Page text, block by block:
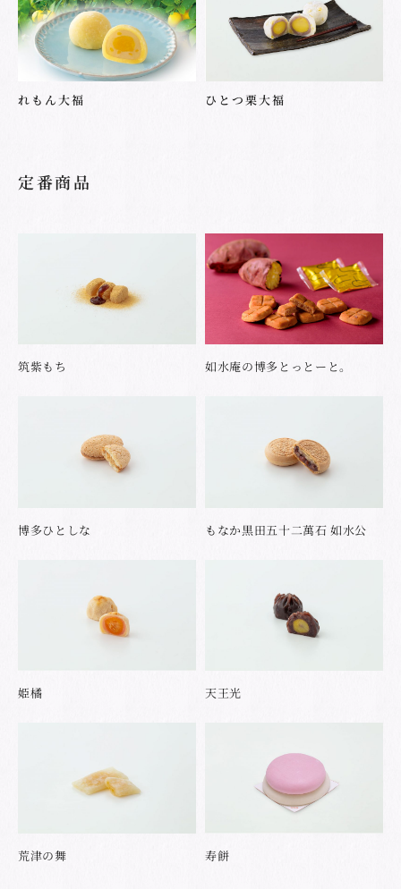
れもん大福 ひとつ栗大福
定番商品
筑紫もち 如水庵の博多とっとーと。
博多ひとしな もなか黒田五十二萬石 如水公
姫橘 天王光
荒津の舞 寿餅